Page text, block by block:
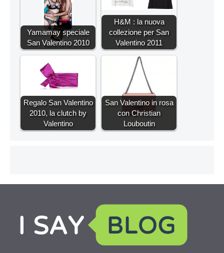
Yamamay speciale
San Valentino 2010
H&M : la nuova
collezione per San
Valentino 2011
Regalo San Valentino
2010, la clutch by
Valentino
San Valentino in rosa
con Christian
Louboutin